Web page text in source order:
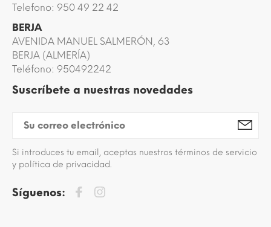
Telefono: 950 49 22 42
BERJA
AVENIDA MANUEL SALMERÓN, 63
BERJA (ALMERÍA)
Teléfono: 950492242
Suscríbete a nuestras novedades
Si introduces tu email, aceptas nuestros términos de servicio
y política de privacidad.
Síguenos: